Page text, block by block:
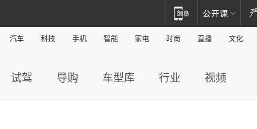
汽车 科技 手机 智能 家电 时尚 直播 文化
试驾 导购 车型库 行业 视频